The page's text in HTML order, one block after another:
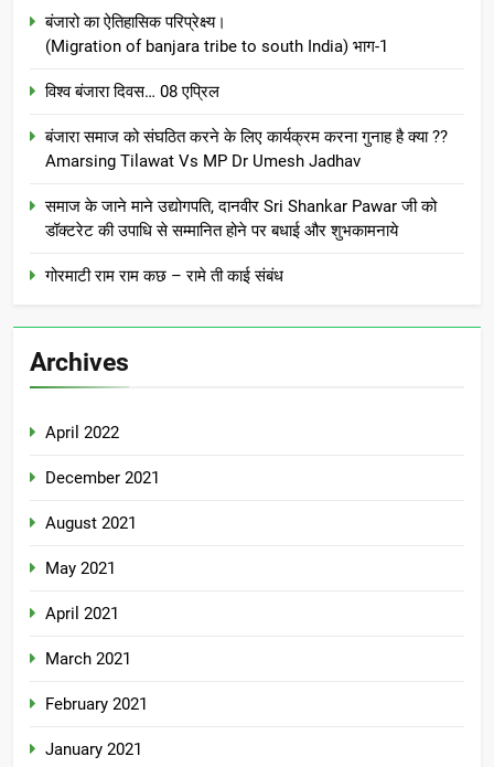
बंजारो का ऐतिहासिक परिप्रेक्ष्य।
(Migration of banjara tribe to south India) भाग-1
विश्व बंजारा दिवस… 08 एप्रिल
बंजारा समाज को संघठित करने के लिए कार्यक्रम करना गुनाह है क्या ??
Amarsing Tilawat Vs MP Dr Umesh Jadhav
समाज के जाने माने उद्योगपति, दानवीर Sri Shankar Pawar जी को
डॉक्टरेट की उपाधि से सम्मानित होने पर बधाई और शुभकामनाये
गोरमाटी राम राम कछ – रामे ती काई संबंध
Archives
April 2022
December 2021
August 2021
May 2021
April 2021
March 2021
February 2021
January 2021